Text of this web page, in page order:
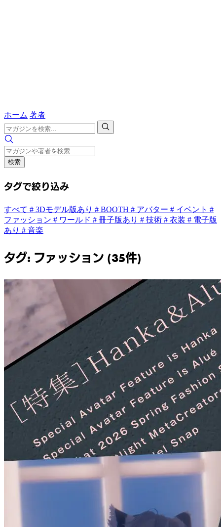
ホーム 著者
検索
タグで絞り込み
すべて # 3Dモデル版あり # BOOTH # アバター # イベント #
ファッション # ワールド # 冊子版あり # 技術 # 衣装 # 電子版
あり # 音楽
タグ: ファッション (35件)